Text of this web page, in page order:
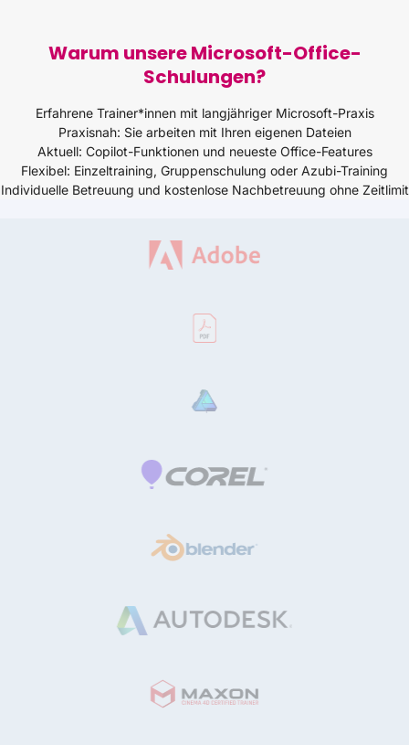
Warum unsere Microsoft-Office-
Schulungen?
Erfahrene Trainer*innen mit langjähriger Microsoft-Praxis
Praxisnah: Sie arbeiten mit Ihren eigenen Dateien
Aktuell: Copilot-Funktionen und neueste Office-Features
Flexibel: Einzeltraining, Gruppenschulung oder Azubi-Training
Individuelle Betreuung und kostenlose Nachbetreuung ohne Zeitlimit